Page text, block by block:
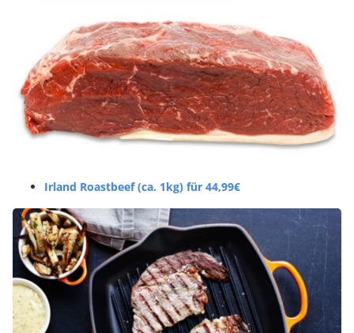
Irland Roastbeef (ca. 1kg) für 44,99€